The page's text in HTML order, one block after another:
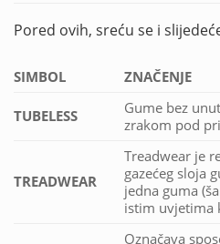
Pored ovih, sreću se i
SIMBOL ZNAČENJE
TUBELESS
Gume bez
zrakom pod
TREADWEAR
Treadwear je
gazećeg sloja
jedna guma
istim uvjetima
Označava